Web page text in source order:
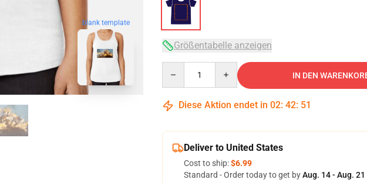
blank template
Größentabelle anzeigen
IN DEN
Diese Aktion endet in 02: 42: 50
Deliver to United States
Cost to ship:$6.99
Standard - Order today to get byAug. 14 - Aug. 21